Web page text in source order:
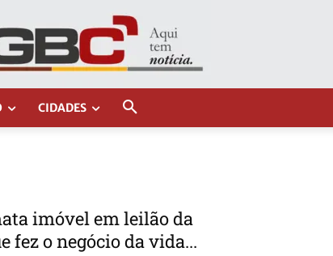
CIDADES
imóvel em leilão da
fez o negócio da vida...